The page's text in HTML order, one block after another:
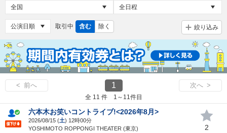
取引中 含む 除く 絞り込み
< 前へ 1 次へ >
全 11 件 1～11件目
六本木お笑いコントライブ!<2026年8月>
2026/08/15 (土) 12時00分
YOSHIMOTO ROPPONGI THEATER (東京)
2